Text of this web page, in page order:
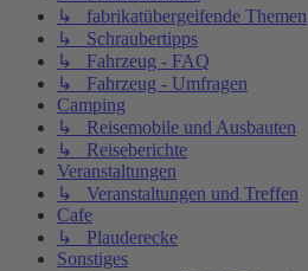
↳ fabrikatübergeifende Themen
↳ Schraubertipps
↳ Fahrzeug - FAQ
↳ Fahrzeug - Umfragen
Camping
↳ Reisemobile und Ausbauten
↳ Reiseberichte
Veranstaltungen
↳ Veranstaltungen und Treffen
Cafe
↳ Plauderecke
Sonstiges